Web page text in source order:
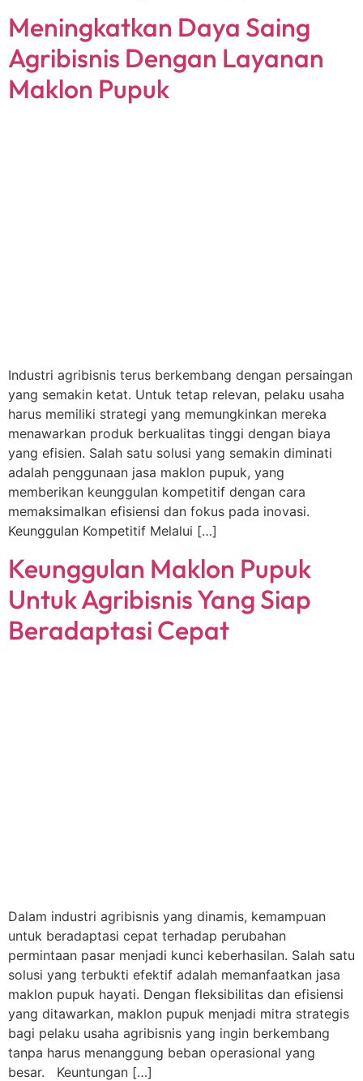
Meningkatkan Daya Saing
Agribisnis Dengan Layanan
Maklon Pupuk
Industri agribisnis terus berkembang dengan persaingan
yang semakin ketat. Untuk tetap relevan, pelaku usaha
harus memiliki strategi yang memungkinkan mereka
menawarkan produk berkualitas tinggi dengan biaya
yang efisien. Salah satu solusi yang semakin diminati
adalah penggunaan jasa maklon pupuk, yang
memberikan keunggulan kompetitif dengan cara
memaksimalkan efisiensi dan fokus pada inovasi.
Keunggulan Kompetitif Melalui […]
Keunggulan Maklon Pupuk
Untuk Agribisnis Yang Siap
Beradaptasi Cepat
Dalam industri agribisnis yang dinamis, kemampuan
untuk beradaptasi cepat terhadap perubahan
permintaan pasar menjadi kunci keberhasilan. Salah satu
solusi yang terbukti efektif adalah memanfaatkan jasa
maklon pupuk hayati. Dengan fleksibilitas dan efisiensi
yang ditawarkan, maklon pupuk menjadi mitra strategis
bagi pelaku usaha agribisnis yang ingin berkembang
tanpa harus menanggung beban operasional yang
besar. Keuntungan […]